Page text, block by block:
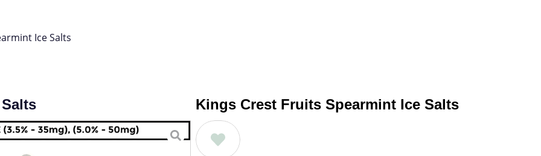
Ice Salts
Kings Crest Fruits Spearmint Ice Salts